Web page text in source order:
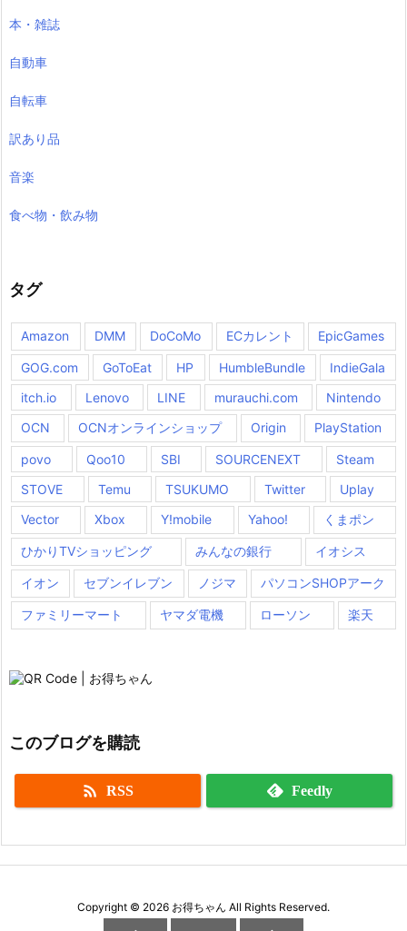
本・雑誌
自動車
自転車
訳あり品
音楽
食べ物・飲み物
タグ
Amazon DMM DoCoMo ECカレント EpicGames
GOG.com GoToEat HP HumbleBundle
IndieGala
itch.io
Lenovo LINE murauchi.com
Nintendo
OCN
OCNオンラインショップ Origin PlayStation
povo Qoo10 SBI SOURCENEXT
Steam
STOVE
Temu TSUKUMO Twitter
Uplay
Vector
Xbox Y!mobile Yahoo! くまポン
ひかりTVショッピング みんなの銀行 イオシス
イオン セブンイレブン ノジマ パソコンSHOPアーク
ファミリーマート ヤマダ電機 ローソン 楽天
このブログを購読
 RSS Feedly
Copyright © 2026 お得ちゃん All Rights Reserved.